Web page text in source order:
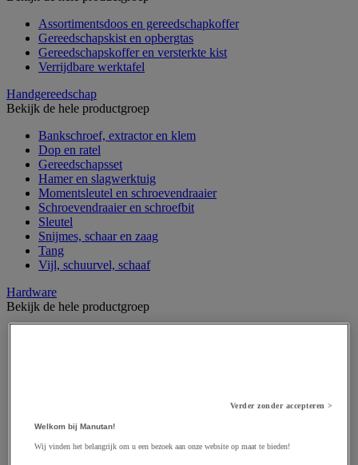
Assortimentsdoos en gereedschapkoffer
Gereedschapskist en opbergtas
Gereedschapskoffer en versterkte kist
Verrijdbare werktafel
Handgereedschap
Bekijk de hele productgroep
Bankschroef, extractor en klem
Dop en ratel
Gereedschapsset
Hamer en slagwerktuig
Momentsleutel en schroevendraaier
Schroevendraaier en schroefbit
Sleutel
Snijmes, schaar en zaag
Tang
Vijl, schuurvel, schaaf
Hardware
Bekijk de hele productgroep
Draadstift
Haak en schroefoog
Verder zonder accepteren >
Welkom bij Manutan!
Wij vinden het belangrijk om u een bezoek aan onze website op maat te bieden!